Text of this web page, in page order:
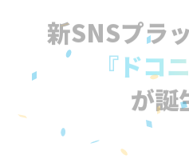
新SNSプラ
『ドコ
が誕